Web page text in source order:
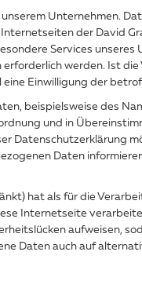
Unternehmen.
der David
Services
werden. Ist
Einwilligung der
beispielsweise des
und in
Datenschutzerklärung
Daten
hat als für die
Internetseite
aufweisen,
Daten auch auf